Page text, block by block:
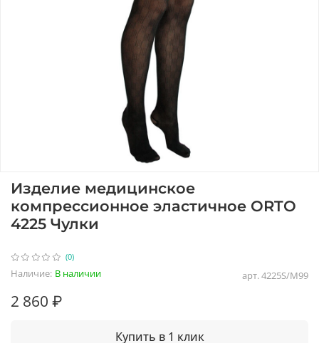
(0)
арт.4225S/M99
Наличие: В наличии
Изделие медицинское
компрессионное эластичное ORTO
4225 Чулки
2 860 ₽
Купить в 1 клик